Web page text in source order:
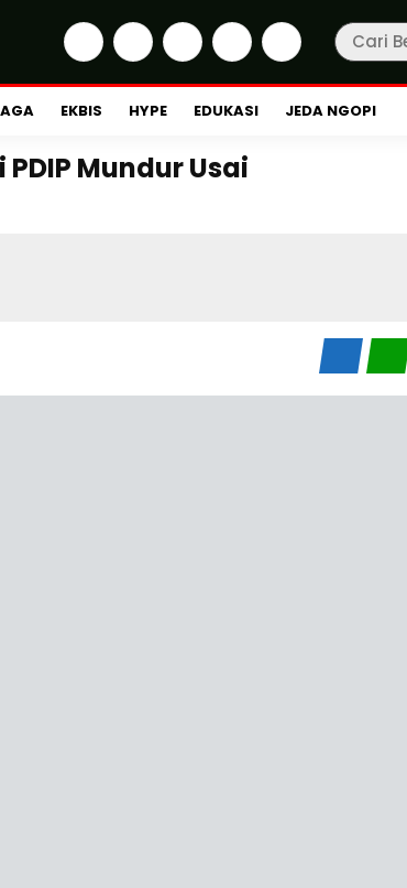
EKBIS HYPE EDUKASI JEDA NGOPI
Mundur Usai